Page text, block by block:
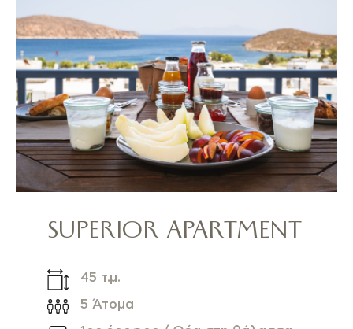
SUPERIOR APARTMENT
45 τ.μ.
5 Άτομα